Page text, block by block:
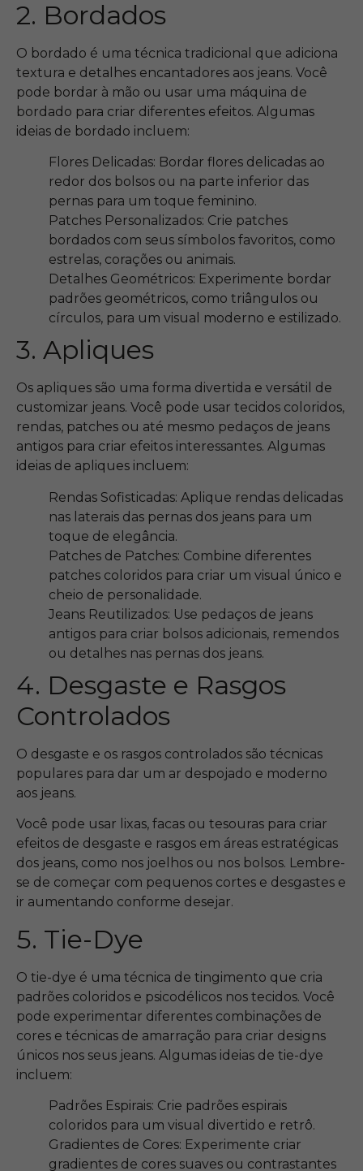
2. Bordados
O bordado é uma técnica tradicional que adiciona
textura e detalhes encantadores aos jeans. Você
pode bordar à mão ou usar uma máquina de
bordado para criar diferentes efeitos. Algumas
ideias de bordado incluem:
Flores Delicadas: Bordar flores delicadas ao
redor dos bolsos ou na parte inferior das
pernas para um toque feminino.
Patches Personalizados: Crie patches
bordados com seus símbolos favoritos, como
estrelas, corações ou animais.
Detalhes Geométricos: Experimente bordar
padrões geométricos, como triângulos ou
círculos, para um visual moderno e estilizado.
3. Apliques
Os apliques são uma forma divertida e versátil de
customizar jeans. Você pode usar tecidos coloridos,
rendas, patches ou até mesmo pedaços de jeans
antigos para criar efeitos interessantes. Algumas
ideias de apliques incluem:
Rendas Sofisticadas: Aplique rendas delicadas
nas laterais das pernas dos jeans para um
toque de elegância.
Patches de Patches: Combine diferentes
patches coloridos para criar um visual único e
cheio de personalidade.
Jeans Reutilizados: Use pedaços de jeans
antigos para criar bolsos adicionais, remendos
ou detalhes nas pernas dos jeans.
4. Desgaste e Rasgos
Controlados
O desgaste e os rasgos controlados são técnicas
populares para dar um ar despojado e moderno
aos jeans.
Você pode usar lixas, facas ou tesouras para criar
efeitos de desgaste e rasgos em áreas estratégicas
dos jeans, como nos joelhos ou nos bolsos. Lembre-
se de começar com pequenos cortes e desgastes e
ir aumentando conforme desejar.
5. Tie-Dye
O tie-dye é uma técnica de tingimento que cria
padrões coloridos e psicodélicos nos tecidos. Você
pode experimentar diferentes combinações de
cores e técnicas de amarração para criar designs
únicos nos seus jeans. Algumas ideias de tie-dye
incluem:
Padrões Espirais: Crie padrões espirais
coloridos para um visual divertido e retrô.
Gradientes de Cores: Experimente criar
gradientes de cores suaves ou contrastantes